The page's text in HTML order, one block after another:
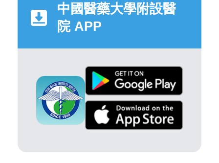
中國醫藥大學附設醫
院 APP